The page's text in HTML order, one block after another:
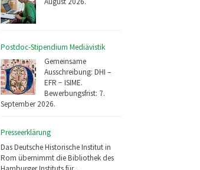
Postdoc-Stipendium Mediävistik
Gemeinsame
Ausschreibung: DHI –
EFR − ISIME.
Bewerbungsfrist: 7.
September 2026.
Presseerklärung
Das Deutsche Historische Institut in
Rom übernimmt die Bibliothek des